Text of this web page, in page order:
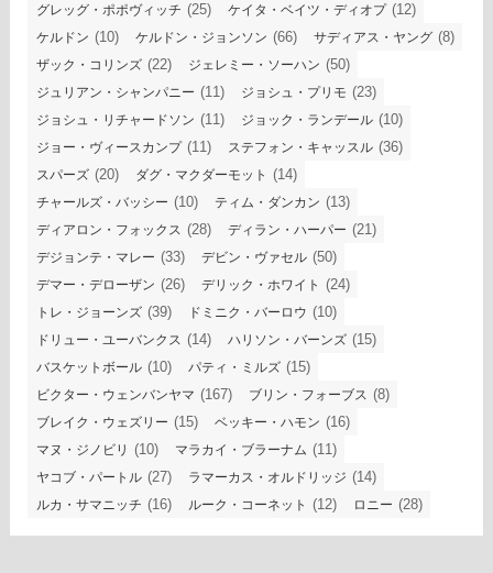
グレッグ・ポポヴィッチ (25) ケイタ・ベイツ・ディオプ(12)
ケルドン (10) ケルドン・ジョンソン (66) サディアス・ヤング (8)
ザック・コリンズ (22) ジェレミー・ソーハン (50)
ジュリアン・シャンパニー (11) ジョシュ・プリモ (23)
ジョシュ・リチャードソン (11) ジョック・ランデール (10)
ジョー・ヴィースカンプ(11) ステフォン・キャッスル (36)
スパーズ (20) ダグ・マクダーモット (14)
チャールズ・バッシー (10) ティム・ダンカン (13)
ディアロン・フォックス (28) ディラン・ハーパー (21)
デジョンテ・マレー (33) デビン・ヴァセル (50)
デマー・デローザン (26) デリック・ホワイト (24)
トレ・ジョーンズ (39) ドミニク・バーロウ (10)
ドリュー・ユーバンクス (14) ハリソン・バーンズ (15)
バスケットボール (10) パティ・ミルズ (15)
ビクター・ウェンバンヤマ (167) ブリン・フォーブス (8)
ブレイク・ウェズリー (15) ベッキー・ハモン (16)
マヌ・ジノビリ (10) マラカイ・ブラーナム (11)
ヤコブ・パートル (27) ラマーカス・オルドリッジ (14)
ルカ・サマニッチ (16) ルーク・コーネット (12) ロニー (28)